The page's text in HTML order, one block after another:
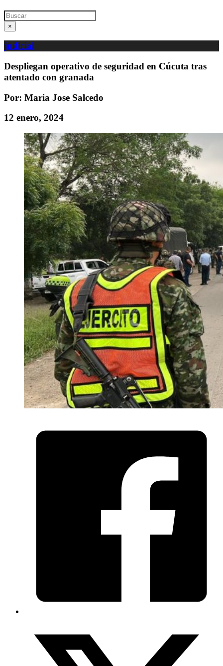
Search
×
judicial
Despliegan operativo de seguridad en Cúcuta tras
atentado con granada
Por: Maria Jose Salcedo
12 enero, 2024